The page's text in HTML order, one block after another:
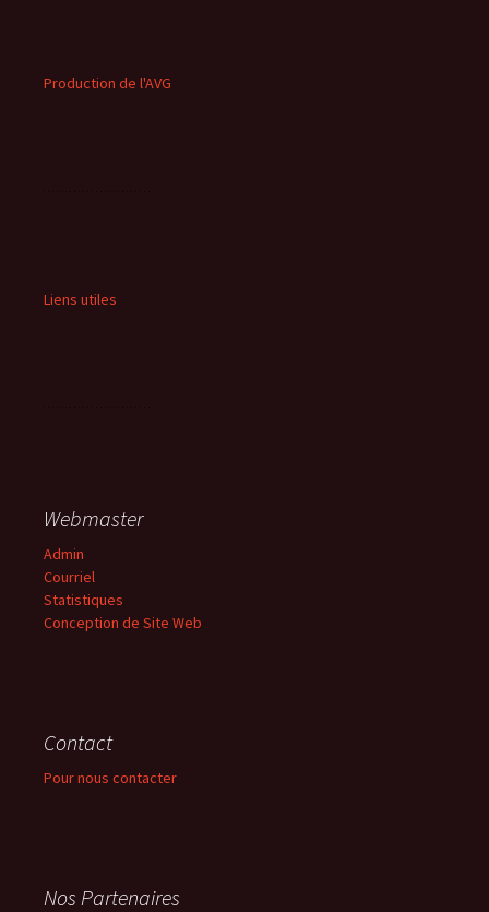
Production de l'AVG
Liens utiles
Webmaster
Admin
Courriel
Statistiques
Conception de Site Web
Contact
Pour nous contacter
Nos Partenaires